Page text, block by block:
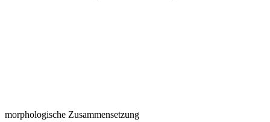
morphologische Zusammensetzung